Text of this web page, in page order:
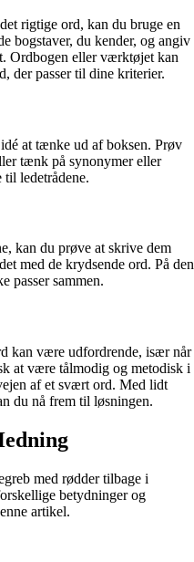
rigtige ord, kan du bruge en
bogstaver, du kender, og angiv
Ordbogen eller værktøjet kan
der passer til dine kriterier.
at tænke ud af boksen. Prøv
tænk på synonymer eller
til ledetrådene.
kan du prøve at skrive dem
med de krydsende ord. På den
passer sammen.
kan være udfordrende, især når
at være tålmodig og metodisk i
af et svært ord. Med lidt
du nå frem til løsningen.
med rødder tilbage i
betydninger og
artikel.